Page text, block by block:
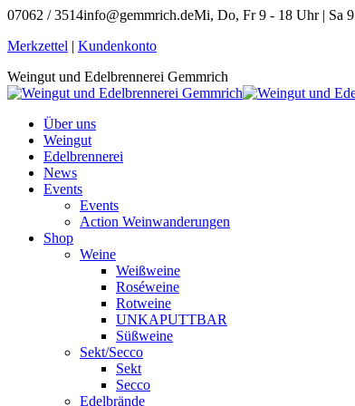
Zum
springen
07062 / 3514info@gemmrich.deMi, Do, Fr 9 - 18 Uhr | Sa
Facebook
opens
in
window
Instagram
opens
in
window
Merkzettel | Kundenkonto
Weingut und Edelbrennerei Gemmrich
Über uns
Weingut
Edelbrennerei
News
Events
Events
Action Weinwanderungen
Shop
Weine
Weißweine
Roséweine
Rotweine
UNKAPUTTBAR
Süßweine
Sekt/Secco
Sekt
Secco
Edelbrände